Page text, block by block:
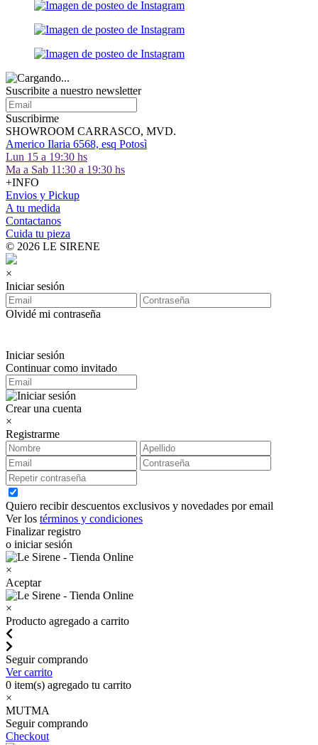
Suscribite a nuestro newsletter
Suscribirme
SHOWROOM CARRASCO, MVD.
Americo Ilaria 6568, esq Potosì
Lun 15 a 19:30 hs
Ma a Sab 11:30 a 19:30 hs
+INFO
Envios y Pickup
A tu medida
Contactanos
Cuida tu pieza
© 2026 LE SIRENE
×
Iniciar sesión
Olvidé mi contraseña
Iniciar sesión
Continuar como invitado
Crear una cuenta
×
Registrarme
Quiero recibir descuentos exclusivos y novedades por email
Ver los términos y condiciones
Finalizar registro
o iniciar sesión
×
Aceptar
×
Producto agregado a carrito
Seguir comprando
Ver carrito
0 item(s) agregado tu carrito
×
MUTMA
Seguir comprando
Checkout